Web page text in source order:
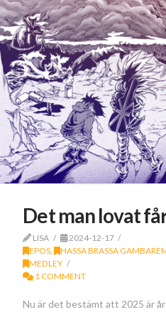
Det man lovat
LISA
2024-12-17
EPOS, HASSA BRASSA
MEDLEY
1 COMMENT
Nu är det bestämt att 2025 är